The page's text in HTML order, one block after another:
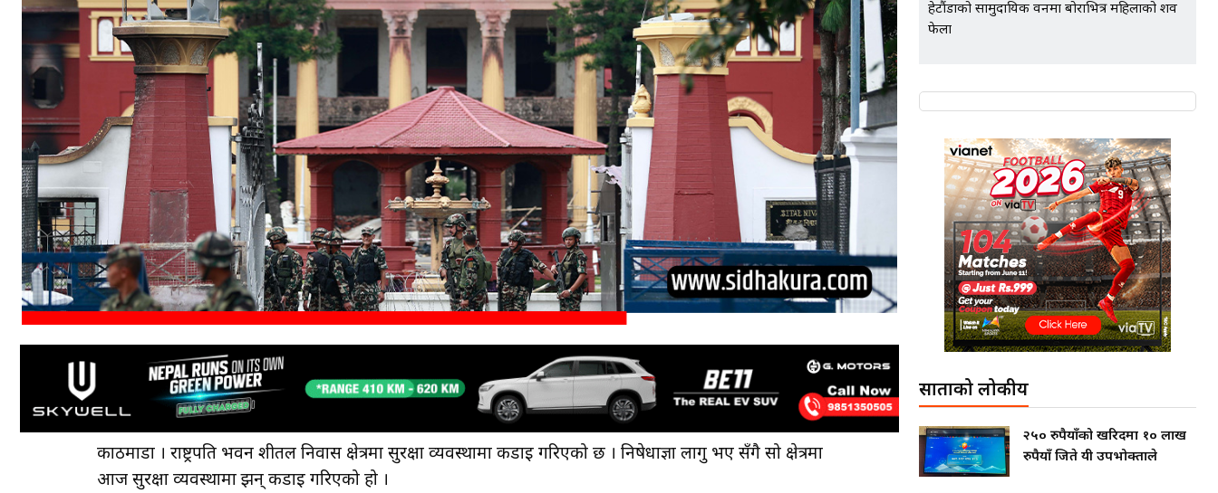
काठमाडौँ । राष्ट्रपति भवन शीतल निवास क्षेत्रमा सुरक्षा व्यवस्थामा कडाइ गरिएको छ । निषेधाज्ञा लागु भए सँगै सो क्षेत्रमा
आज सुरक्षा व्यवस्थामा झन् कडाइ गरिएको हो ।
हेटौंडाको सामुदायिक वनमा बोराभित्र महिलाको शव
फेला
साताको लोकप्रीय
२५० रुपैयाँको खरिदमा १० लाख
रुपैयाँ जिते यी उपभोक्ताले